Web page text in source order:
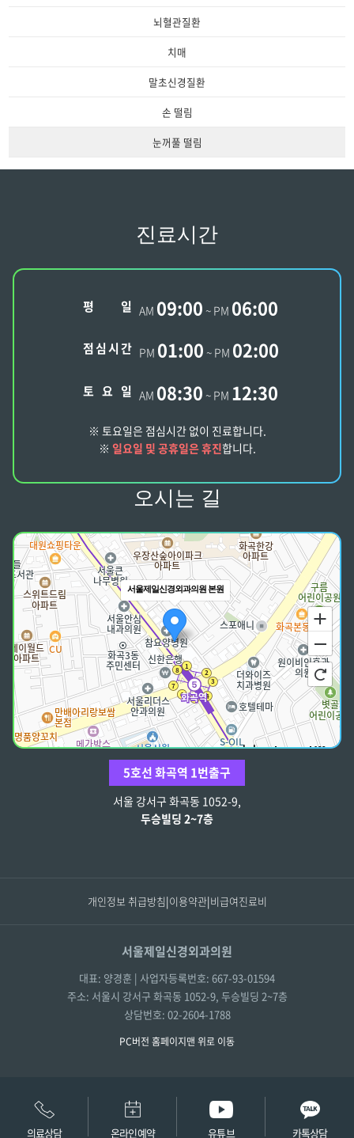
뇌혈관질환
치매
말초신경질환
손 떨림
눈꺼풀 떨림
의료상담 온라인예약 유튜브 카톡상담
진료시간
평 일 AM 09:00 ~ PM 06:00
점심시간 PM 01:00 ~ PM 02:00
토 요 일 AM 08:30 ~ PM 12:30
※ 토요일은 점심시간 없이 진료합니다.
※ 일요일 및 공휴일은 휴진합니다.
오시는 길
서울제일신경외과의원 본원
100m
서울 강서구 강서로 178 2-7층
02-2604-1788
5호선 화곡역 1번출구
서울 강서구 화곡동 1052-9,
두승빌딩 2~7층
개인정보 취급방침|이용약관|비급여진료비
서울제일신경외과의원
대표: 양경훈 | 사업자등록번호: 667-93-01594
주소: 서울시 강서구 화곡동 1052-9, 두승빌딩 2~7층
상담번호: 02-2604-1788
PC버전 홈페이지맨 위로 이동